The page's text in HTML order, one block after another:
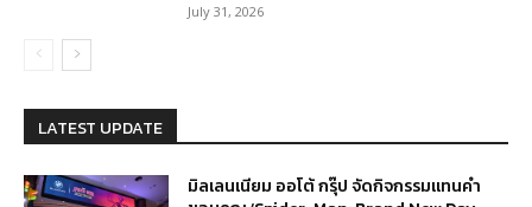
July 31, 2026
LATEST UPDATE
มิลเลนเนียม ออโต้ กรุ๊ป จัดกิจกรรมแทนคำ